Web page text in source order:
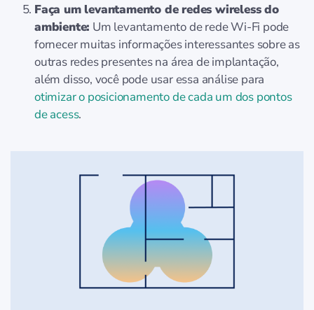
Faça um levantamento de redes wireless do
ambiente: Um levantamento de rede Wi-Fi pode
fornecer muitas informações interessantes sobre as
outras redes presentes na área de implantação,
além disso, você pode usar essa análise para
otimizar o posicionamento de cada um dos pontos
de acess.